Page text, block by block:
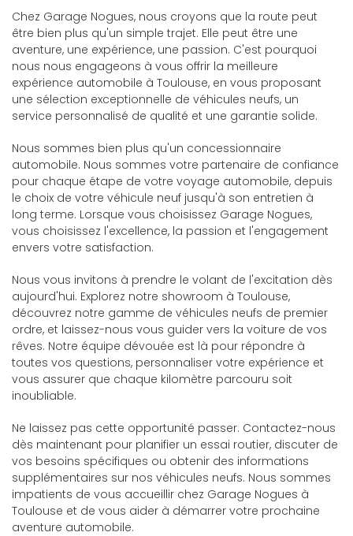
Chez Garage Nogues, nous croyons que la route peut
être bien plus qu'un simple trajet. Elle peut être une
aventure, une expérience, une passion. C'est pourquoi
nous nous engageons à vous offrir la meilleure
expérience automobile à Toulouse, en vous proposant
une sélection exceptionnelle de véhicules neufs, un
service personnalisé de qualité et une garantie solide.
Nous sommes bien plus qu'un concessionnaire
automobile. Nous sommes votre partenaire de confiance
pour chaque étape de votre voyage automobile, depuis
le choix de votre véhicule neuf jusqu'à son entretien à
long terme. Lorsque vous choisissez Garage Nogues,
vous choisissez l'excellence, la passion et l'engagement
envers votre satisfaction.
Nous vous invitons à prendre le volant de l'excitation dès
aujourd'hui. Explorez notre showroom à Toulouse,
découvrez notre gamme de véhicules neufs de premier
ordre, et laissez-nous vous guider vers la voiture de vos
rêves. Notre équipe dévouée est là pour répondre à
toutes vos questions, personnaliser votre expérience et
vous assurer que chaque kilomètre parcouru soit
inoubliable.
Ne laissez pas cette opportunité passer. Contactez-nous
dès maintenant pour planifier un essai routier, discuter de
vos besoins spécifiques ou obtenir des informations
supplémentaires sur nos véhicules neufs. Nous sommes
impatients de vous accueillir chez Garage Nogues à
Toulouse et de vous aider à démarrer votre prochaine
aventure automobile.